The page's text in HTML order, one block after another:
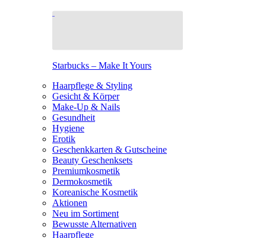
Starbucks – Make It Yours
Haarpflege & Styling
Gesicht & Körper
Make-Up & Nails
Gesundheit
Hygiene
Erotik
Geschenkkarten & Gutscheine
Beauty Geschenksets
Premiumkosmetik
Dermokosmetik
Koreanische Kosmetik
Aktionen
Neu im Sortiment
Bewusste Alternativen
Haarpflege